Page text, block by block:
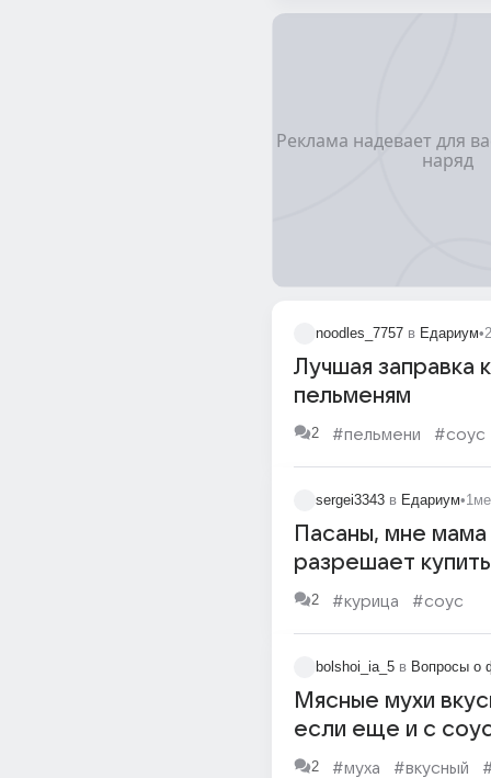
noodles_7757 в Едариум•
Лучшая заправка к
пельменям
2 #пельмени #соус
sergei3343 в Едариум•
Пасаны, мне мама
разрешает купить
резиновую
2 #курица #соус
bolshoi_ia_5 в Вопросы о
Мясные мухи
если еще и с
2 #муха #вкусный